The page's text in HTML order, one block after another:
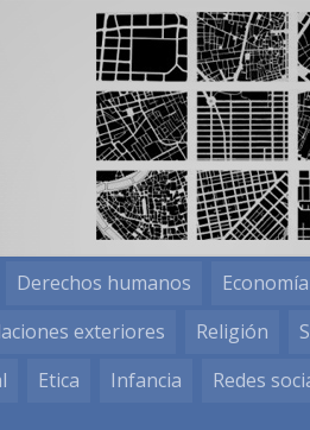
Derechos humanos
Economía
exteriores Religión
Etica Infancia
Redes